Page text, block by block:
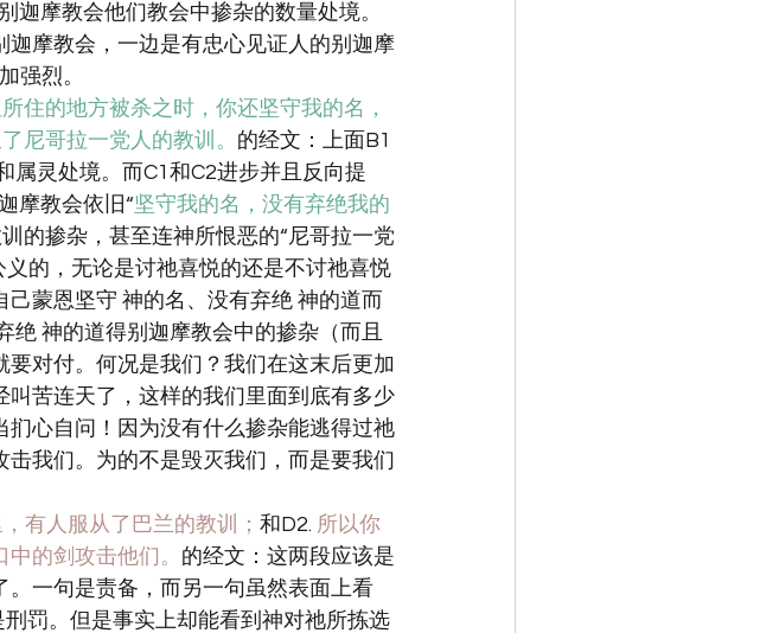
迦摩教会他们教会中掺杂的数量处境。
摩教会，一边是有忠心见证人的别迦摩
强烈。
住的地方被杀之时，你还坚守我的名，
尼哥拉一党人的教训。 的经文：上面B1
属灵处境。而C1和C2进步并且反向提
摩教会依旧“坚守我的名，没有弃绝我的
的掺杂，甚至连神所恨恶的“尼哥拉一党
的，无论是讨祂喜悦的还是不讨祂喜悦
蒙恩坚守 神的名、没有弃绝 神的道而
神的道得别迦摩教会中的掺杂（而且
对付。何况是我们？我们在这末后更加
苦连天了，这样的我们里面到底有多少
心自问！因为没有什么掺杂能逃得过祂
我们。为的不是毁灭我们，而是要我们
有人服从了巴兰的教训； 和D2. 所以你
的剑攻击他们。 的经文：这两段应该是
一句是责备，而另一句虽然表面上看
刑罚。但是事实上却能看到神对祂所拣选